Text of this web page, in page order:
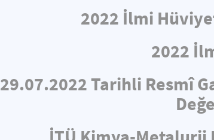
2022 İlmi
2022
29.07.2022 Tarihli Resmî